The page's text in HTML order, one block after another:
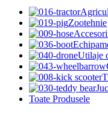
Zootehnie
Utilaje
Toate Produsele